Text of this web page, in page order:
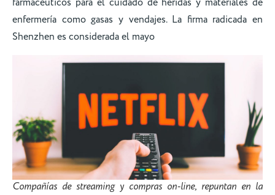
enfermería como gasas y vendajes. La firma radicada en
Shenzhen es considerada el mayo
Compañías de streaming y compras on-line, repuntan en la